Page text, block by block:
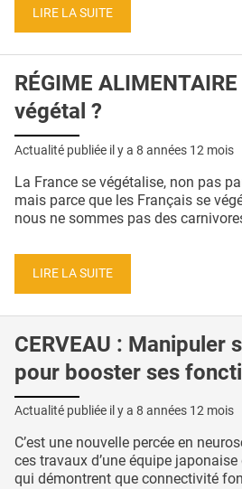
CONDITIONS GÉNÉRALES
CRÉDITS
LIRE LA SUITE
RÉGIME
végétal ?
Actualité publiée il y a 8 années 12 mois
La France se végétalise, non pas
mais parce que les Français se
nous ne sommes pas des
LIRE LA SUITE
CERVEAU : Manipuler
pour booster ses
Actualité publiée il y a 8 années 12 mois
C’est une nouvelle percée en
ces travaux d’une équipe
qui démontrent que connectivité